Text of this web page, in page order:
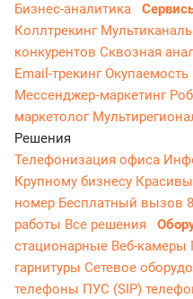
Бизнес-аналитика
Коллтрекинг
конкурентов Сквозная
Email-трекингОкупаемость
Мессенджер‑маркетинг
маркетолог
Решения
Телефонизация офиса
Крупному бизнесу
номер Бесплатный вызов
работы Все решения
стационарные Веб-камеры
гарнитуры Сетевое
телефоны ПУС (SIP)